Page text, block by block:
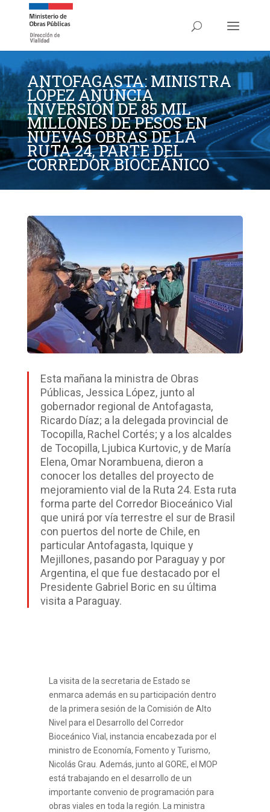
ANTOFAGASTA: MINISTRA
LÓPEZ ANUNCIA
INVERSIÓN DE 85 MIL
MILLONES DE PESOS EN
NUEVAS OBRAS DE LA
RUTA 24, PARTE DEL
CORREDOR BIOCEÁNICO
Esta mañana la ministra de Obras
Públicas, Jessica López, junto al
gobernador regional de Antofagasta,
Ricardo Díaz; a la delegada provincial de
Tocopilla, Rachel Cortés; y a los alcaldes
de Tocopilla, Ljubica Kurtovic, y de María
Elena, Omar Norambuena, dieron a
conocer los detalles del proyecto de
mejoramiento vial de la Ruta 24. Esta ruta
forma parte del Corredor Bioceánico Vial
que unirá por vía terrestre el sur de Brasil
con puertos del norte de Chile, en
particular Antofagasta, Iquique y
Mejillones, pasando por Paraguay y por
Argentina, el que fue destacado por el
Presidente Gabriel Boric en su última
visita a Paraguay.
La visita de la secretaria de Estado se
enmarca además en su participación dentro
de la primera sesión de la Comisión de Alto
Nivel para el Desarrollo del Corredor
Bioceánico Vial, instancia encabezada por el
ministro de Economía, Fomento y Turismo,
Nicolás Grau. Además, junto al GORE, el MOP
está trabajando en el desarrollo de un
importante convenio de programación para
obras viales en toda la región. La ministra